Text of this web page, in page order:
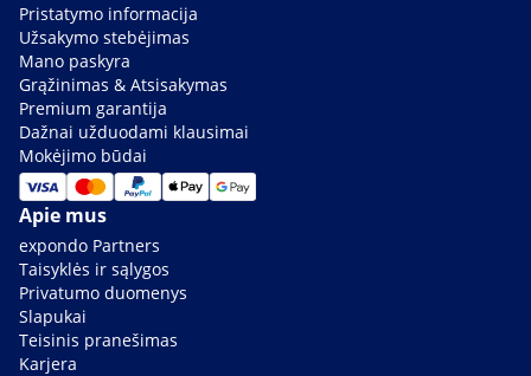
Pristatymo informacija
Užsakymo stebėjimas
Mano paskyra
Grąžinimas & Atsisakymas
Premium garantija
Dažnai užduodami klausimai
Mokėjimo būdai
Apie mus
expondo Partners
Taisyklės ir sąlygos
Privatumo duomenys
Slapukai
Teisinis pranešimas
Karjera